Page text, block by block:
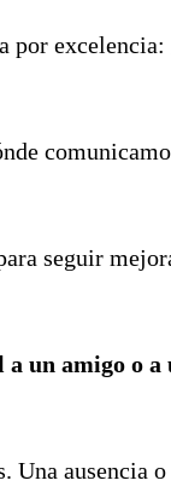
por excelencia:
seguir
un amigo o a
Una ausencia